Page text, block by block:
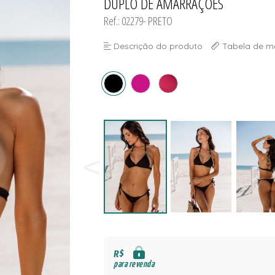
Ref.: 02279- PRETO
Descrição do produto Tabela de
R$
para revenda